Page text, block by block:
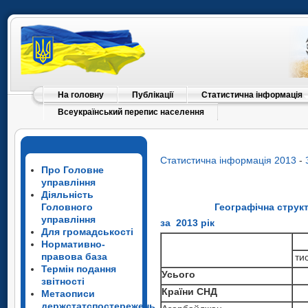
На головну Публікації
Статистична інформація
Всеукраїнський перепис населення
Про Головне
управління
Діяльність
Головного
управління
Для громадськості
Нормативно-
правова база
Термін подання
звітності
Метаописи
Статистична інформація 2013 -
Географічна
за 2013 рік
Усього
Країни СНД